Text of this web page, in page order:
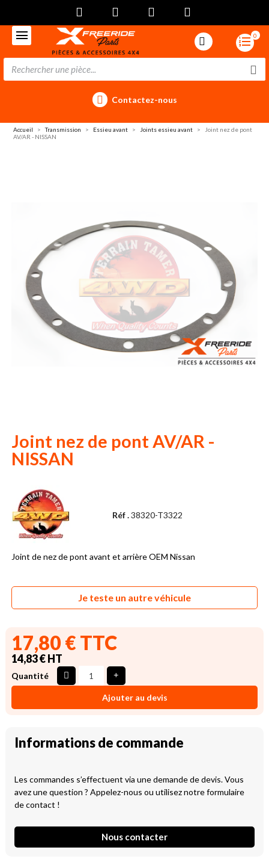
0
Contactez-nous
Accueil Transmission Essieu avant Joints essieu avant
Joint nez de pont
AV/AR - NISSAN
Joint nez de pont AV/AR -
NISSAN
Réf .38320-T3322
Joint de nez de pont avant et arrière OEM Nissan
Je teste un autre véhicule
17,80 € TTC
14,83 € HT
Quantité
Ajouter au devis
Informations de commande
Les commandes s’effectuent via une demande de devis. Vous
avez une question ? Appelez-nous ou utilisez notre formulaire
de contact !
Nous contacter